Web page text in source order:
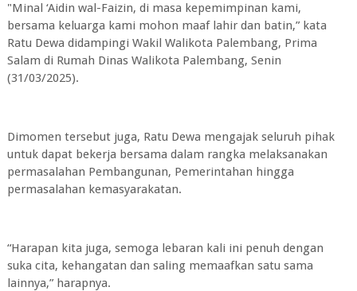
"Minal ‘Aidin wal-Faizin, di masa kepemimpinan kami,
bersama keluarga kami mohon maaf lahir dan batin,” kata
Ratu Dewa didampingi Wakil Walikota Palembang, Prima
Salam di Rumah Dinas Walikota Palembang, Senin
(31/03/2025).
Dimomen tersebut juga, Ratu Dewa mengajak seluruh pihak
untuk dapat bekerja bersama dalam rangka melaksanakan
permasalahan Pembangunan, Pemerintahan hingga
permasalahan kemasyarakatan.
“Harapan kita juga, semoga lebaran kali ini penuh dengan
suka cita, kehangatan dan saling memaafkan satu sama
lainnya,” harapnya.